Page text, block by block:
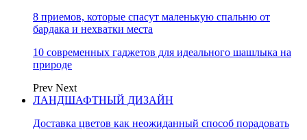
8 приемов, которые спасут маленькую спальню от
бардака и нехватки места
10 современных гаджетов для идеального шашлыка на
природе
Prev Next
ЛАНДШАФТНЫЙ ДИЗАЙН
Доставка цветов как неожиданный способ порадовать